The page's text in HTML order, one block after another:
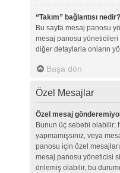
“Takım” bağlantısı nedir?
Bu sayfa mesaj panosu
mesaj panosu
diğer detaylarla onların
Başa dön
Özel Mesajlar
Özel mesaj
Bunun üç sebebi olabilir;
yapmamışsınız, veya
panosu için özel
mesaj panosu yöneticisi
önlemiş olabilir, bu